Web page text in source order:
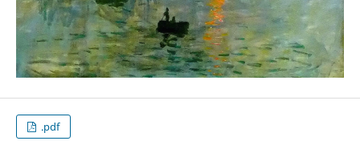
.pdf